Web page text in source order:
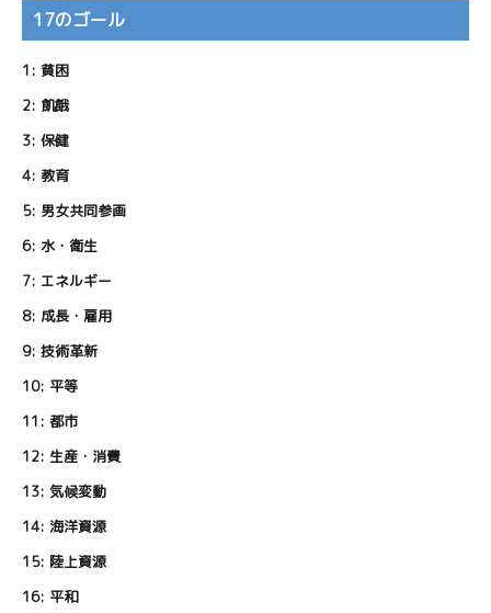
17のゴール
1: 貧困
2: 飢餓
3: 保健
4: 教育
5: 男女共同参画
6: 水・衛生
7: エネルギー
8: 成長・雇用
9: 技術革新
10: 平等
11: 都市
12: 生産・消費
13: 気候変動
14: 海洋資源
15: 陸上資源
16: 平和